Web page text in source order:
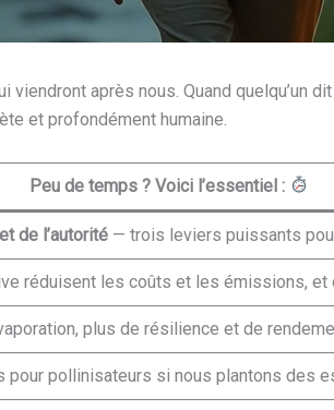
après nous. Quand quelqu’un
et profondément humaine.
Peu de temps ? Voici l’essentiel :
de l’autorité — trois leviers puissants
réduisent les coûts et les émissions,
plus de résilience et de
pour pollinisateurs si nous plantons des